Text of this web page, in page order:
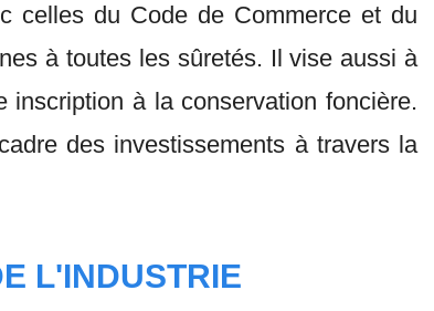
celles du Code de Commerce et du
à toutes les sûretés. Il vise aussi à
inscription à la conservation foncière.
des investissements à travers la
L'INDUSTRIE